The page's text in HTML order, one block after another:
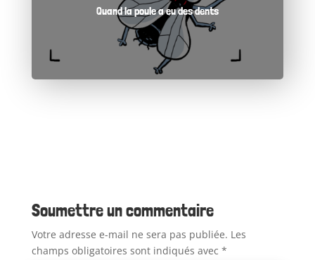
Quand la poule a eu des dents
Soumettre un commentaire
Votre adresse e-mail ne sera pas publiée. Les
champs obligatoires sont indiqués avec *